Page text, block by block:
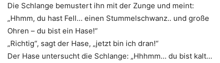
Die Schlange bemustert ihn mit der Zunge und meint:
„Hhmm, du hast Fell… einen Stummelschwanz.. und große
Ohren – du bist ein Hase!“
„Richtig“, sagt der Hase, „jetzt bin ich dran!“
Der Hase untersucht die Schlange: „Hhhmm… du bist kalt…